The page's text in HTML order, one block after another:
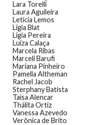
Lara Torelli
Laura Aguileira
Letícia Lemos
Ligia Blat
Ligia Pereira
Luíza Calaça
Marcela Ribas
Marceli Barufi
Mariana Pinheiro
Pamella Altheman
Rachel Jacob
Sterphany Batista
Taisa Alencar
Thálita Ortiz
Vanessa Azevedo
Verônica de Brito